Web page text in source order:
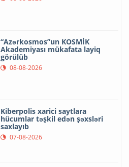
“Azərkosmos”un KOSMİK
Akademiyası mükafata layiq
görülüb
08-08-2026
Kiberpolis xarici saytlara
hücumlar təşkil edən şəxsləri
saxlayıb
07-08-2026